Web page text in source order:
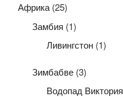
Африка(25)
Замбия (1)
Ливингстон (1)
Зимбабве (3)
Водопад Виктория